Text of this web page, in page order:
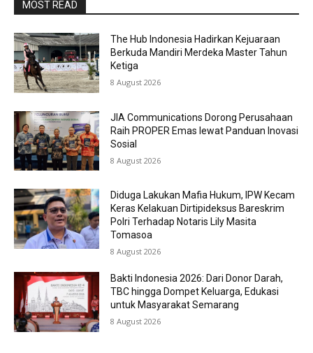
MOST READ
The Hub Indonesia Hadirkan Kejuaraan
Berkuda Mandiri Merdeka Master Tahun
Ketiga
8 August 2026
JIA Communications Dorong Perusahaan
Raih PROPER Emas lewat Panduan Inovasi
Sosial
8 August 2026
Diduga Lakukan Mafia Hukum, IPW Kecam
Keras Kelakuan Dirtipideksus Bareskrim
Polri Terhadap Notaris Lily Masita
Tomasoa
8 August 2026
Bakti Indonesia 2026: Dari Donor Darah,
TBC hingga Dompet Keluarga, Edukasi
untuk Masyarakat Semarang
8 August 2026